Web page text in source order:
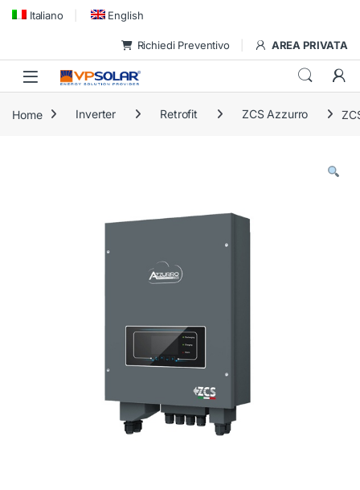
Skip to navigation
Skip to content
Italiano English
Richiedi Preventivo AREA PRIVATA
Home Inverter Retrofit ZCS Azzurro